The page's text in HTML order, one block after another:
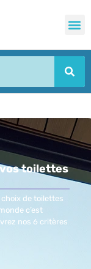
toilettes
de toilettes
c’est
nos 6 critères